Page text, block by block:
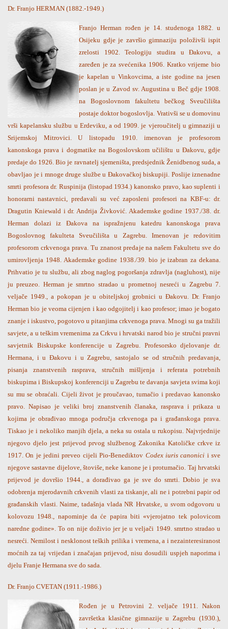
Dr. Franjo HERMAN (1882.-1949.)
Franjo Herman rođen je 14. studenoga 1882. u
Osijeku gdje je završio gimnaziju položivši ispit
zrelosti 1902. Teologiju studira u Đakovu, a
zaređen je za svećenika 1906. Kratko vrijeme bio
je kapelan u Vinkovcima, a iste godine na jesen
poslan je u Zavod sv. Augustina u Beč gdje 1908.
na Bogoslovnom fakultetu bečkog Sveučilišta
postaje doktor bogoslovlja. Vrativši se u domovinu
vrši kapelansku službu u Erdeviku, a od 1909. je vjeroučitelj u gimnaziji u
Srijemskoj Mitrovici. U listopadu 1910. imenovan je profesorom
kanonskoga prava i dogmatike na Bogoslovskom učilištu u Đakovu, gdje
predaje do 1926. Bio je ravnatelj sjemeništa, predsjednik Ženidbenog suda, a
obavljao je i mnoge druge službe u Đakovačkoj biskupiji. Poslije iznenadne
smrti profesora dr. Ruspinija (listopad 1934.) kanonsko pravo, kao suplenti i
honorarni nastavnici, predavali su već zaposleni profesori na KBF-u: dr.
Dragutin Kniewald i dr. Andrija Živković. Akademske godine 1937./38. dr.
Herman dolazi iz Đakova na ispražnjenu katedru kanonskoga prava
Bogoslovnog fakulteta Sveučilišta u Zagrebu. Imenovan je redovitim
profesorom crkvenoga prava. Tu znanost predaje na našem Fakultetu sve do
umirovljenja 1948. Akademske godine 1938./39. bio je izabran za dekana.
Prihvatio je tu službu, ali zbog naglog pogoršanja zdravlja (nagluhost), nije
ju preuzeo. Herman je smrtno stradao u prometnoj nesreći u Zagrebu 7.
veljače 1949., a pokopan je u obiteljskoj grobnici u Đakovu. Dr. Franjo
Herman bio je veoma cijenjen i kao odgojitelj i kao profesor; imao je bogato
znanje i iskustvo, pogotovo u pitanjima crkvenoga prava. Mnogi su ga tražili
savjete, a u teškim vremenima za Crkvu i hrvatski narod bio je stručni pravni
savjetnik Biskupske konferencije u Zagrebu. Profesorsko djelovanje dr.
Hermana, i u Đakovu i u Zagrebu, sastojalo se od stručnih predavanja,
pisanja znanstvenih rasprava, stručnih mišljenja i referata potrebnih
biskupima i Biskupskoj konferenciji u Zagrebu te davanja savjeta svima koji
su mu se obraćali. Cijeli život je proučavao, tumačio i predavao kanonsko
pravo. Napisao je veliki broj znanstvenih članaka, rasprava i prikaza u
kojima je obrađivao mnoga područja crkvenoga pa i građanskoga prava.
Tiskao je i nekoliko manjih djela, a neka su ostala u rukopisu. Najvrjednije
njegovo djelo jest prijevod prvog službenog Zakonika Katoličke crkve iz
1917. On je jedini preveo cijeli Pio-Benediktov Codex iuris canonici i sve
njegove sastavne dijelove, štoviše, neke kanone je i protumačio. Taj hrvatski
prijevod je dovršio 1944., a dorađivao ga je sve do smrti. Dobio je sva
odobrenja mjerodavnih crkvenih vlasti za tiskanje, ali ne i potrebni papir od
građanskih vlasti. Naime, tadašnja vlada NR Hrvatske, u svom odgovoru u
kolovozu 1948., napominje da će papira biti «vjerojatno tek polovicom
naredne godine». To on nije doživio jer je u veljači 1949. smrtno stradao u
nesreći. Nemilost i nesklonost teških prilika i vremena, a i nezainteresiranost
moćnih za taj vrijedan i značajan prijevod, nisu dosudili uspjeh naporima i
djelu Franje Hermana sve do sada.
Dr. Franjo CVETAN (1911.-1986.)
Rođen je u Petrovini 2. veljače 1911. Nakon
završetka klasične gimnazije u Zagrebu (1930.),